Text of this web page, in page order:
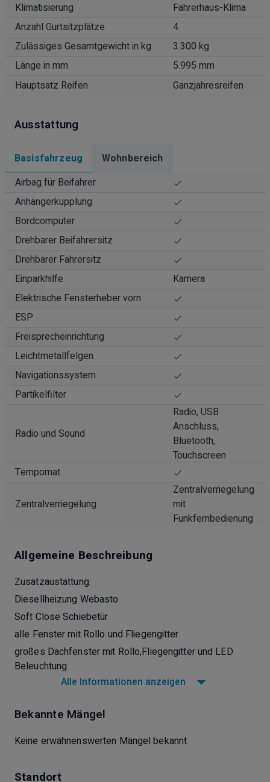
Klimatisierung
Fahrerhaus-Klima
Anzahl Gurtsitzplätze
4
Zulässiges Gesamtgewicht in kg
3.300 kg
Länge in mm
5.995 mm
Hauptsatz Reifen
Ganzjahresreifen
Ausstattung
Basisfahrzeug
Wohnbereich
Airbag für Beifahrer
Anhängerkupplung
Bordcomputer
Drehbarer Beifahrersitz
Drehbarer Fahrersitz
Einparkhilfe
Kamera
Elektrische Fensterheber vorn
ESP
Freisprecheinrichtung
Leichtmetallfelgen
Navigationssystem
Partikelfilter
Radio und Sound
Radio, USB
Anschluss,
Bluetooth,
Touchscreen
Tempomat
Zentralverriegelung
Zentralverriegelung
mit
Funkfernbedienung
Allgemeine Beschreibung
Zusatzaustattung:
Diesellheizung Webasto
Soft Close Schiebetür
alle Fenster mit Rollo und Fliegengitter
großes Dachfenster mit Rollo,Fliegengitter und LED
Beleuchtung
2 USB Anschlüsse über dem Bett, 1 x am Fernseher und
TV mit elektr.Satanlage Alden
Fahrradheckträger
Klimaanlage Dometic über dem Bett
Alle Informationen anzeigen
Bekannte Mängel
Keine erwähnenswerten Mängel bekannt
Standort